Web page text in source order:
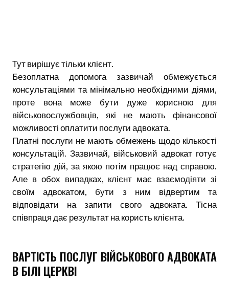
Тут вирішує тільки клієнт.
Безоплатна допомога зазвичай обмежується
консультаціями та мінімально необхідними діями,
проте вона може бути дуже корисною для
військовослужбовців, які не мають фінансової
можливості оплатити послуги адвоката.
Платні послуги не мають обмежень щодо кількості
консультацій. Зазвичай, військовий адвокат готує
стратегію дій, за якою потім працює над справою.
Але в обох випадках, клієнт має взаємодіяти зі
своїм адвокатом, бути з ним відвертим та
відповідати на запити свого адвоката. Тісна
співпраця дає результат на користь клієнта.
ВАРТІСТЬ ПОСЛУГ ВІЙСЬКОВОГО АДВОКАТА
В БІЛІ ЦЕРКВІ